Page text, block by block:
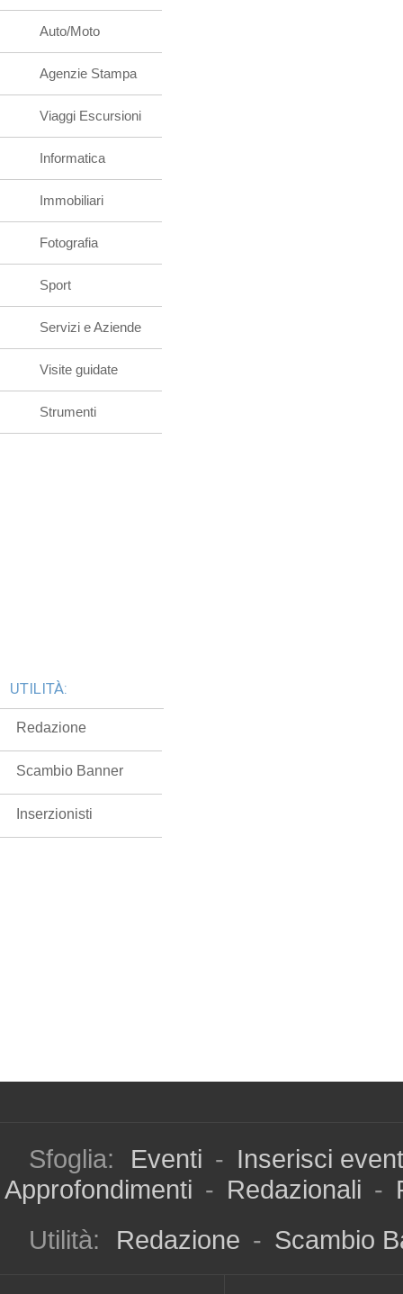
Auto/Moto
Agenzie Stampa
Viaggi Escursioni
Informatica
Immobiliari
Fotografia
Sport
Servizi e Aziende
Visite guidate
Strumenti
UTILITÀ:
Redazione
Scambio Banner
Inserzionisti
Sfoglia: Eventi - Inserisci
Approfondimenti - Redazionali -
Utilità:
Redazione - Scambio